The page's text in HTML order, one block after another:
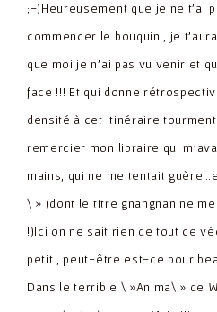
;-)Heureusement que je ne t'ai
commencer le bouquin , je
que moi je n'ai pas vu venir et
face !!! Et qui donne
densité à cet itinéraire
remercier mon libraire qui
mains, qui ne me tentait
\ » (dont le titre gnangnan ne
!)Ici on ne sait rien de tout ce
petit , peut-être est-ce pour
Dans le terrible \ »Anima\ » de